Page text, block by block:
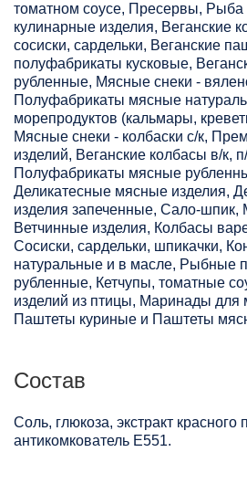
томатном соусе, Пресервы,
кулинарные изделия, Веганские
сосиски, сардельки, Веганские
полуфабрикаты кусковые,
рубленные, Мясные снеки -
Полуфабрикаты мясные
морепродуктов (кальмары,
Мясные снеки - колбаски с/к,
изделий, Веганские колбасы в/к,
Полуфабрикаты мясные
Деликатесные мясные изделия,
изделия запеченные, Сало-шпик,
Ветчинные изделия, Колбасы
Сосиски, сардельки, шпикачки,
натуральные и в масле, Рыбные
рубленные, Кетчупы, томатные
изделий из птицы, Маринады для
Паштеты куриные и Паштеты
Состав
Соль, глюкоза, экстракт красного
антикомкователь Е551.